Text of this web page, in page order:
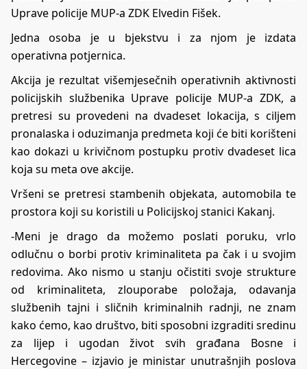
Uprave policije MUP-a ZDK Elvedin Fišek.
Jedna osoba je u bjekstvu i za njom je izdata
operativna potjernica.
Akcija je rezultat višemjesečnih operativnih aktivnosti
policijskih službenika Uprave policije MUP-a ZDK, a
pretresi su provedeni na dvadeset lokacija, s ciljem
pronalaska i oduzimanja predmeta koji će biti korišteni
kao dokazi u krivičnom postupku protiv dvadeset lica
koja su meta ove akcije.
Vršeni se pretresi stambenih objekata, automobila te
prostora koji su koristili u Policijskoj stanici Kakanj.
-Meni je drago da možemo poslati poruku, vrlo
odlučnu o borbi protiv kriminaliteta pa čak i u svojim
redovima. Ako nismo u stanju očistiti svoje strukture
od kriminaliteta, zlouporabe položaja, odavanja
službenih tajni i sličnih kriminalnih radnji, ne znam
kako ćemo, kao društvo, biti sposobni izgraditi sredinu
za lijep i ugodan život svih građana Bosne i
Hercegovine – izjavio je ministar unutrašnjih poslova